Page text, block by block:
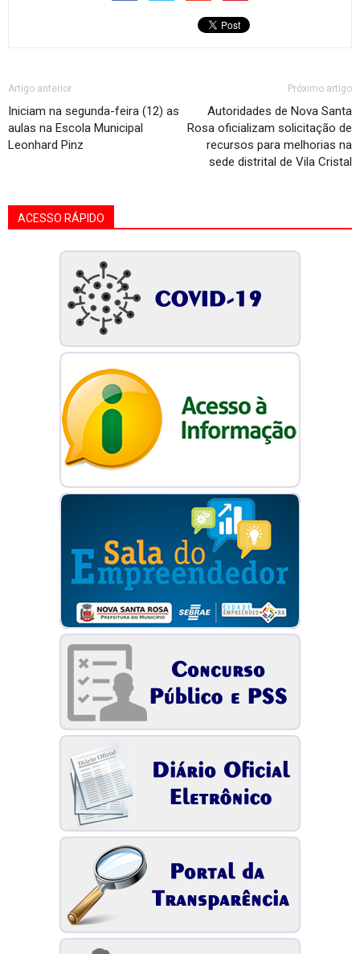
Artigo anterior
Iniciam na segunda-feira (12) as
aulas na Escola Municipal
Leonhard Pinz
Próximo artigo
Autoridades de Nova Santa
Rosa oficializam solicitação de
recursos para melhorias na
sede distrital de Vila Cristal
ACESSO RÁPIDO